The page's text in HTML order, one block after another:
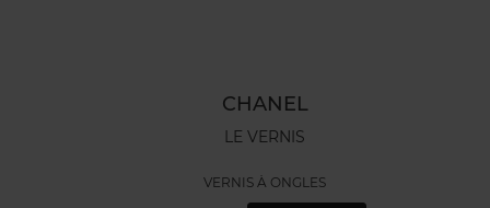
CHANEL
LE VERNIS
VERNIS À ONGLES